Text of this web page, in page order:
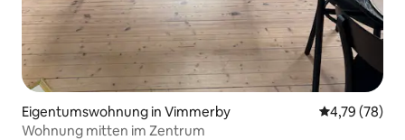
Eigentumswohnung in Vimmerby
4,79 (78)
Wohnung mitten im Zentrum